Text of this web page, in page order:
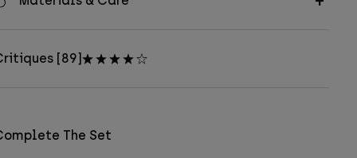
[89]
The Set